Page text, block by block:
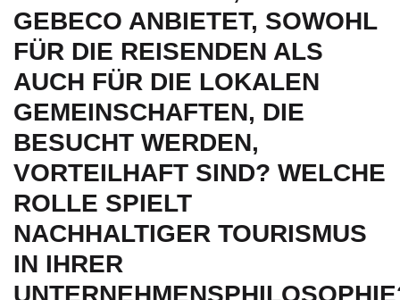
GEBECO ANBIETET, SOWOHL
FÜR DIE REISENDEN ALS
AUCH FÜR DIE LOKALEN
GEMEINSCHAFTEN, DIE
BESUCHT WERDEN,
VORTEILHAFT SIND? WELCHE
ROLLE SPIELT
NACHHALTIGER TOURISMUS
IN IHRER